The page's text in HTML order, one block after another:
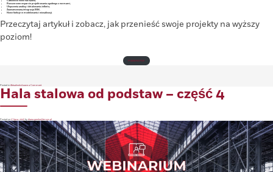
Rozszerzone wsparcie projektowania zgodnego z normami,
Ulepszenia analizy i detalowania żelbetu,
Zaawansowaną integrację BIM,
Nowe funkcje w modelowaniu i wizualizacji.
Przeczytaj artykuł i zobacz, jak przenieść swoje projekty na wyższy
poziom!
POBIERZ PDF
Posted in AktualnościLeave a Commenton
Structure
Suite
2026
Hala stalowa od podstaw – część 4
Posted on 17 lipca, 2025 by diana.gorska@tmsys.pl